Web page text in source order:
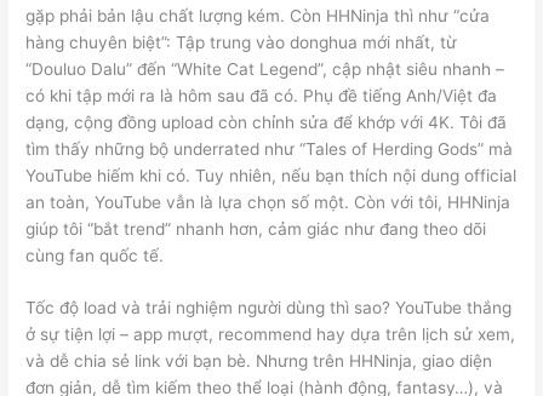
gặp phải bản lậu chất lượng kém. Còn HHNinja thì như “cửa
hàng chuyên biệt”: Tập trung vào donghua mới nhất, từ
“Douluo Dalu” đến “White Cat Legend”, cập nhật siêu nhanh –
có khi tập mới ra là hôm sau đã có. Phụ đề tiếng Anh/Việt đa
dạng, cộng đồng upload còn chỉnh sửa để khớp với 4K. Tôi đã
tìm thấy những bộ underrated như “Tales of Herding Gods” mà
YouTube hiếm khi có. Tuy nhiên, nếu bạn thích nội dung official
an toàn, YouTube vẫn là lựa chọn số một. Còn với tôi, HHNinja
giúp tôi “bắt trend” nhanh hơn, cảm giác như đang theo dõi
cùng fan quốc tế.
Tốc độ load và trải nghiệm người dùng thì sao? YouTube thắng
ở sự tiện lợi – app mượt, recommend hay dựa trên lịch sử xem,
và dễ chia sẻ link với bạn bè. Nhưng trên HHNinja, giao diện
đơn giản, dễ tìm kiếm theo thể loại (hành động, fantasy…), và